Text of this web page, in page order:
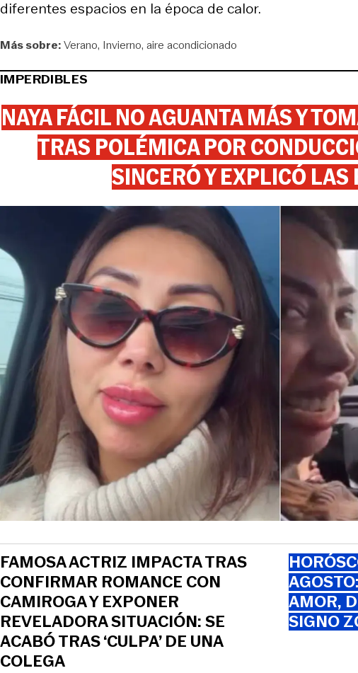
diferentes espacios en la época de calor.
Más sobre:Verano Invierno aire acondicionado
IMPERDIBLES
NAYA FÁCIL NO AGUANTA MÁS Y
TRAS POLÉMICA POR
SINCERÓ Y EXPLICÓ LAS
FAMOSA ACTRIZ IMPACTA TRAS
CONFIRMAR ROMANCE CON
CAMIROGA Y EXPONER
REVELADORA SITUACIÓN: SE
ACABÓ TRAS ‘CULPA’ DE UNA
COLEGA
AMOR,
SIGNO